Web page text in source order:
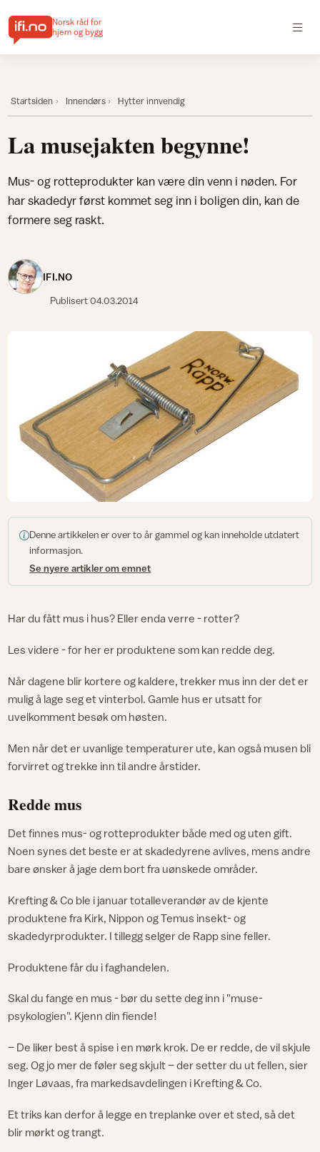
Norsk råd for
hjem og bygg
Startsiden Innendørs Hytter innvendig
La musejakten begynne!
Mus- og rotteprodukter kan være din venn i nøden. For
har skadedyr først kommet seg inn i boligen din, kan de
formere seg raskt.
IFI.NO
Publisert04.03.2014
Denne artikkelen er over to år gammel og kan inneholde utdatert
informasjon.
Se nyere artikler om emnet
Har du fått mus i hus? Eller enda verre - rotter?
Les videre - for her er produktene som kan redde deg.
Når dagene blir kortere og kaldere, trekker mus inn der det er
mulig å lage seg et vinterbol. Gamle hus er utsatt for
uvelkomment besøk om høsten.
Men når det er uvanlige temperaturer ute, kan også musen bli
forvirret og trekke inn til andre årstider.
Redde mus
Det finnes mus- og rotteprodukter både med og uten gift.
Noen synes det beste er at skadedyrene avlives, mens andre
bare ønsker å jage dem bort fra uønskede områder.
Krefting & Co ble i januar totalleverandør av de kjente
produktene fra Kirk, Nippon og Temus insekt- og
skadedyrprodukter. I tillegg selger de Rapp sine feller.
Produktene får du i faghandelen.
Skal du fange en mus - bør du sette deg inn i "muse-
psykologien". Kjenn din fiende!
– De liker best å spise i en mørk krok. De er redde, de vil skjule
seg. Og jo mer de føler seg skjult – der setter du ut fellen, sier
Inger Løvaas, fra markedsavdelingen i Krefting & Co.
Et triks kan derfor å legge en treplanke over et sted, så det
blir mørkt og trangt.